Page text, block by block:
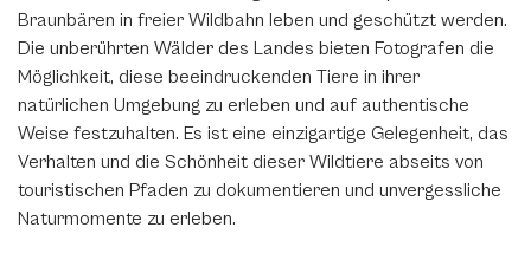
Braunbären in freier Wildbahn leben und geschützt werden.
Die unberührten Wälder des Landes bieten Fotografen die
Möglichkeit, diese beeindruckenden Tiere in ihrer
natürlichen Umgebung zu erleben und auf authentische
Weise festzuhalten. Es ist eine einzigartige Gelegenheit, das
Verhalten und die Schönheit dieser Wildtiere abseits von
touristischen Pfaden zu dokumentieren und unvergessliche
Naturmomente zu erleben.